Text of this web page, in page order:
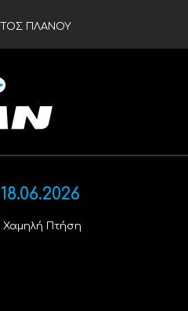
ΠΛΑΝΟΥ
Χαμηλή Πτήση